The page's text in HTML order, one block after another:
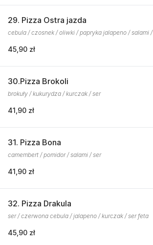
29. Pizza Ostra jazda
cebula / czosnek / oliwki / papryka jalapeno / salami
45,90 zł
30.Pizza Brokoli
brokuły / kukurydza / kurczak / ser
41,90 zł
31. Pizza Bona
camembert / pomidor / salami / ser
41,90 zł
32. Pizza Drakula
ser / czerwona cebula / jalapeno / kurczak / ser feta
45,90 zł